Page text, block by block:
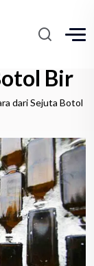
Bir
dari Sejuta Botol